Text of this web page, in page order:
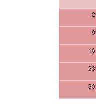
2
9
16
23
30